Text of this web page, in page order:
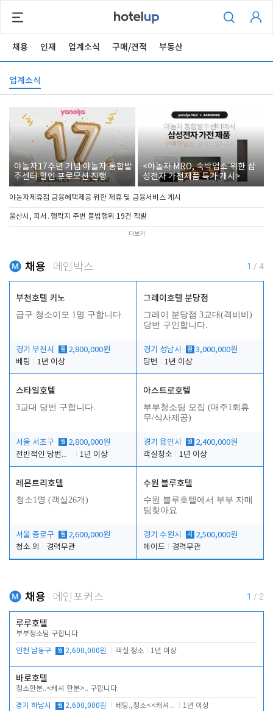
채용 인재 업계소식 구매/견적 부동산
업계소식
야놀자17주년 기념 야놀자 통합발
주센터 할인 프로모션 진행
<야놀자 MRO, 숙박업소 위한 삼
성전자 가전제품 특가 개시>
야놀자제휴점 금융혜택제공 위한 제휴 및 금융서비스 게시
울산시, 피서․행락지 주변 불법행위 19건 적발
더보기
채용 메인박스 1 / 4
부천호텔 키노
급구 청소이모 1명 구합니다.
경기 부천시 월 2,800,000원
베팅
1년 이상
그레이호텔 분당점
그레이 분당점 3교대(격비비)
당번 구인합니다.
경기 성남시 월 3,000,000원
당번
1년 이상
스타일호텔
3교대 당번 구합니다.
서울 서초구 월 2,800,000원
전반적인 당번업무
1년 이상
아스트로호텔
부부청소팀 모집 (매주1회휴
무/식사제공)
경기 용인시 월 2,400,000원
객실청소
1년 이상
레몬트리호텔
청소1명 (객실26개)
서울 종로구 월 2,600,000원
청소 외
경력무관
수원 블루호텔
수원 블루호텔에서 부부 자매
팀찾아요
경기 수원시 시
2,500,000원
메이드
경력무관
채용 메인포커스 1 / 2
루루호텔
부부청소팀 구합니다
인천 남동구 월 2,600,000원 객실 청소 1년 이상
바로호텔
청소한분..<캐셔 한분>.. 구합니다.
경기 하남시 월 2,600,000원 베팅.,청소<<캐셔 모셔봅니다. 1년 이상